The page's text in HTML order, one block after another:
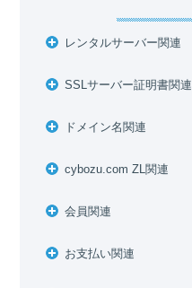
レンタルサーバー関連
SSLサーバー証明書関連
ドメイン名関連
cybozu.com ZL関連
会員関連
お支払い関連